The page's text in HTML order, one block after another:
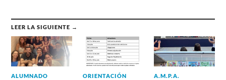
LEER LA SIGUIENTE →
ALUMNADO ORIENTACIÓN A.M.P.A.